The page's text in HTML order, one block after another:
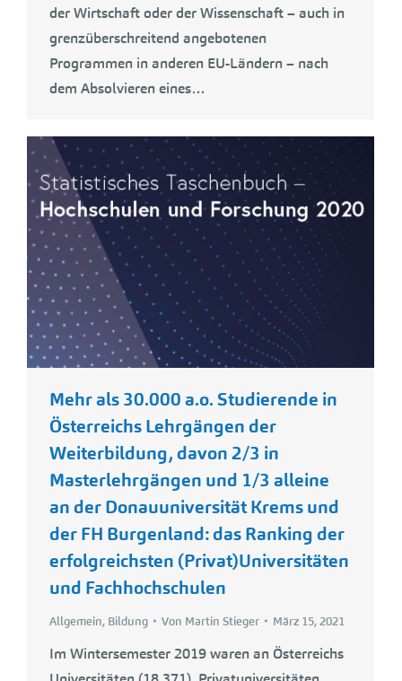
der Wirtschaft oder der Wissenschaft – auch in
grenzüberschreitend angebotenen
Programmen in anderen EU-Ländern – nach
dem Absolvieren eines…
Mehr als 30.000 a.o. Studierende in
Österreichs Lehrgängen der
Weiterbildung, davon 2/3 in
Masterlehrgängen und 1/3 alleine
an der Donauuniversität Krems und
der FH Burgenland: das Ranking der
erfolgreichsten (Privat)Universitäten
und Fachhochschulen
Allgemein, Bildung Von Martin Stieger März 15, 2021
Im Wintersemester 2019 waren an Österreichs